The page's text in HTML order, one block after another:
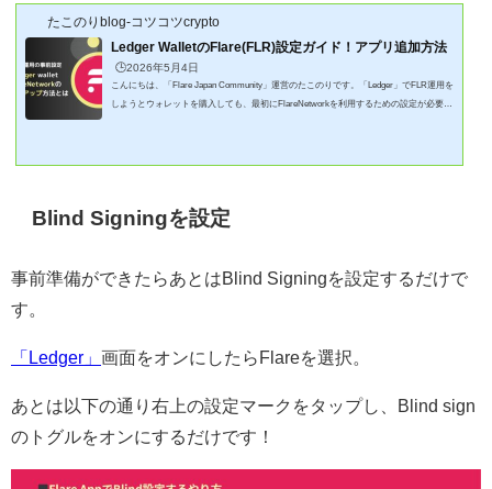
たこのりblog-コツコツcrypto
Ledger WalletのFlare(FLR)設定ガイド！アプリ追加方法
🕒️2026年5月4日
こんにちは、「Flare Japan Community」運営のたこのりです。「Ledger」でFLR運用を
しようとウォレットを購入しても、最初にFlareNetworkを利用するための設定が必要に
Blind Signingを設定
事前準備ができたらあとはBlind Signingを設定するだけで
す。
「Ledger」 画面をオンにしたらFlareを選択。
あとは以下の通り右上の設定マークをタップし、Blind sign
のトグルをオンにするだけです！